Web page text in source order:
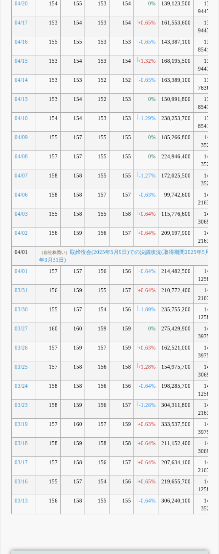
04/20
154 155 153 154 0% 139,123,500
13兆
9447億
04/17
153 154 153 154 +0.65% 161,553,600
13兆
9447億
04/16
155 155 153 153 -0.65% 143,387,100
13兆
8541億
04/15
153 154 153 154 +1.32% 168,195,500
13兆
9447億
04/14
153 153 152 152 -0.65% 163,389,100
13兆
7636億
04/13
153 154 152 153 0% 150,991,800
13兆
8541億
04/10
154 154 153 153 -1.29% 238,253,700
13兆
8541億
04/09
155 157 155 155 0% 185,266,800
14兆
352億
04/08
157 157 155 155 0% 224,946,400
14兆
352億
04/07
158 158 155 155 -1.27% 172,025,500
14兆
352億
04/06
158 158 157 157 -0.63% 99,742,600
14兆
2163億
04/03
155 158 155 158 +0.64% 115,776,600
14兆
3069億
04/02
156 159 156 157 +0.64% 209,197,900
14兆
2163億
04/01
（自社株買い） 取締役会(2025年5月9日)での決議状況(取得期間2025年5月12
年3月31日)
04/01
157 157 156 156 -0.64% 214,482,500
14兆
1258億
03/31
156 159 155 157 +0.64% 210,772,400
14兆
2163億
03/30
155 157 154 156 -1.89% 235,755,200
14兆
1258億
03/27
160 160 159 159 0% 275,429,900
14兆
3975億
03/26
157 159 157 159 +0.63% 162,521,000
14兆
3975億
03/25
157 158 156 158 +1.28% 154,975,700
14兆
3069億
03/24
158 158 156 156 -0.64% 198,285,700
14兆
1258億
03/23
158 159 156 157 -1.26% 304,311,800
14兆
2163億
03/19
157 160 157 159 +0.63% 333,537,500
14兆
3975億
03/18
158 159 158 158 +0.64% 211,152,400
14兆
3069億
03/17
157 158 156 157 +0.64% 207,634,100
14兆
2163億
03/16
155 157 154 156 +0.65% 219,655,700
14兆
1258億
03/13
156 158 155 155 -0.64% 306,240,100
14兆
352億